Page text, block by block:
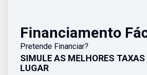
Financiamento
Pretende Financiar?
SIMULE AS MELHORES
LUGAR